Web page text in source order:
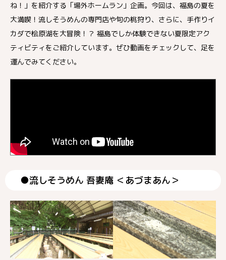
ね！」を紹介する「場外ホームラン」企画。今回は、福島の夏を
大満喫！流しそうめんの専門店や旬の桃狩り、さらに、手作りイ
カダで桧原湖を大冒険！？ 福島でしか体験できない夏限定アク
ティビティをご紹介しています。ぜひ動画をチェックして、足を
運んでみてください。
●流しそうめん 吾妻庵 ＜あづまあん＞